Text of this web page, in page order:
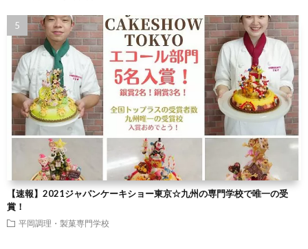
【速報】2021ジャパンケーキショー東京☆九州の専門学校で唯一の受
賞！
平岡調理・製菓専門学校